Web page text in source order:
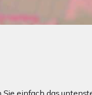
einfach das